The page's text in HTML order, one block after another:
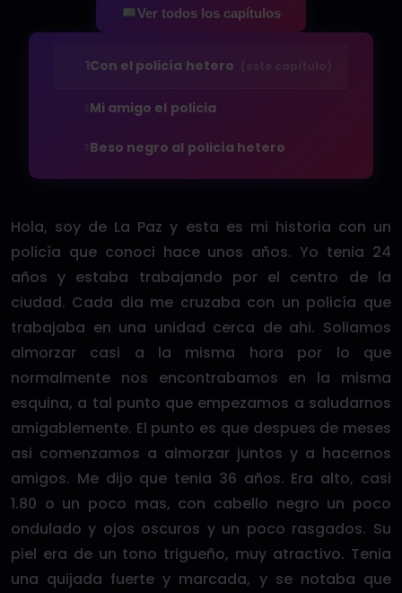
Ver todos los capítulos
1Con el policía hetero (este capítulo)
Mi amigo el policia
Beso negro al policía hetero
Hola, soy de La Paz y esta es mi historia con un
policía que conoci hace unos años. Yo tenia 24
años y estaba trabajando por el centro de la
ciudad. Cada dia me cruzaba con un policía que
trabajaba en una unidad cerca de ahi. Soliamos
almorzar casi a la misma hora por lo que
normalmente nos encontrabamos en la misma
esquina, a tal punto que empezamos a saludarnos
amigablemente. El punto es que despues de meses
asi comenzamos a almorzar juntos y a hacernos
amigos. Me dijo que tenia 36 años. Era alto, casi
1.80 o un poco mas, con cabello negro un poco
ondulado y ojos oscuros y un poco rasgados. Su
piel era de un tono trigueño, muy atractivo. Tenia
una quijada fuerte y marcada, y se notaba que